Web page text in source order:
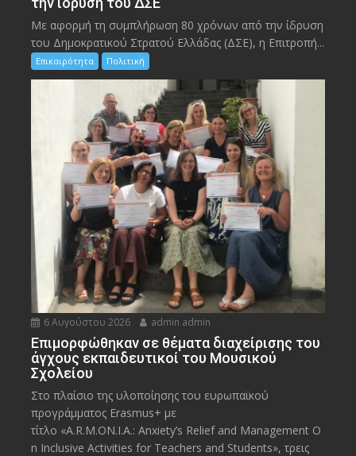
Με αφορμή τη συμπλήρωση 80 χρόνων από την ίδρυση
του Δημοκρατικού Στρατού Ελλάδας (ΔΣΕ), η Επιτροπή...
Επικαιρότητα Πολιτική
6 Αυγούστου 2026 admin admin
Eπιμορφώθηκαν σε θέματα διαχείρισης του
άγχους εκπαιδευτικοί του Μουσικού
Σχολείου
Στο πλαίσιο της υλοποίησης του ευρωπαϊκού
προγράμματος Erasmus+ με
τίτλο «A.R.M.ON.I.A.: Anxiety’s Relief and Management O
n Inclusive Activities for Teachers and Students», τρεις